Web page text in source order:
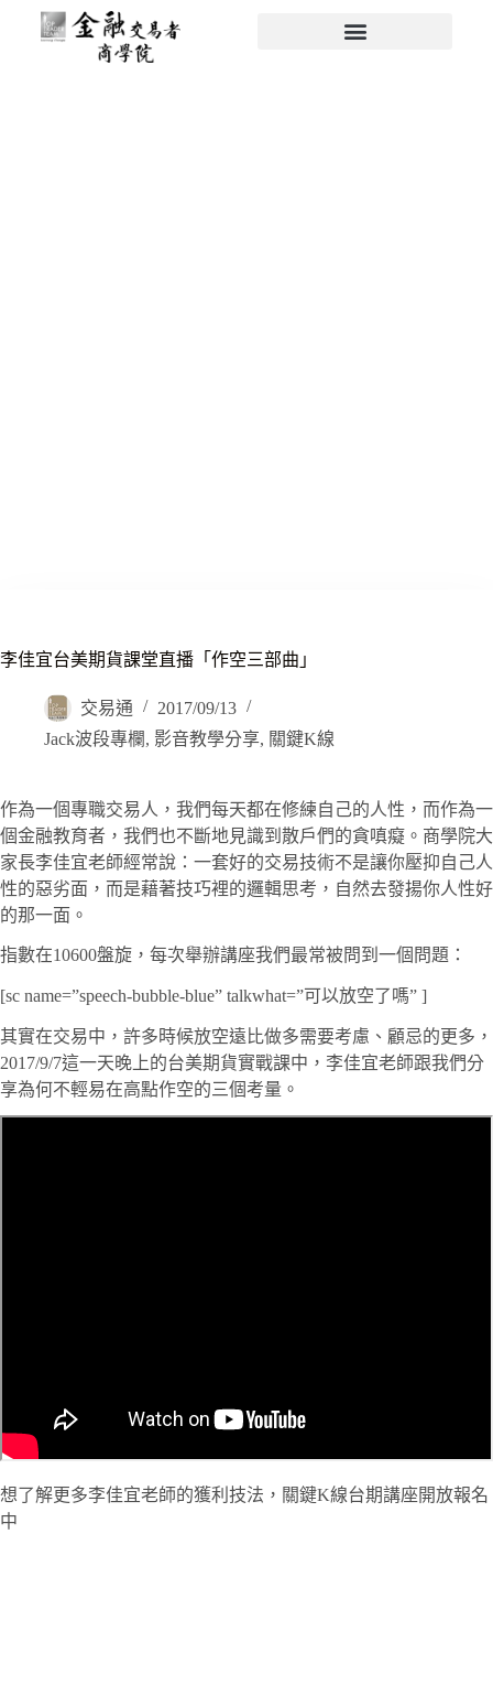
李佳宜台美期貨課堂直播「作空三部曲」
交易通
2017/09/13
Jack波段專欄, 影音教學分享, 關鍵K線
作為一個專職交易人，我們每天都在修練自己的人性，而作為一
個金融教育者，我們也不斷地見識到散戶們的貪嗔癡。商學院大
家長李佳宜老師經常說：一套好的交易技術不是讓你壓抑自己人
性的惡劣面，而是藉著技巧裡的邏輯思考，自然去發揚你人性好
的那一面。
指數在10600盤旋，每次舉辦講座我們最常被問到一個問題：
[sc name=”speech-bubble-blue” talkwhat=”可以放空了嗎” ]
其實在交易中，許多時候放空遠比做多需要考慮、顧忌的更多，
2017/9/7這一天晚上的台美期貨實戰課中，李佳宜老師跟我們分
享為何不輕易在高點作空的三個考量。
想了解更多李佳宜老師的獲利技法，關鍵K線台期講座開放報名
中